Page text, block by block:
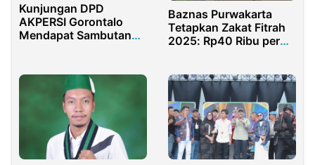
Kunjungan DPD
AKPERSI Gorontalo
Mendapat Sambutan
Baznas Purwakarta
Tetapkan Zakat Fitrah
2025: Rp40 Ribu per